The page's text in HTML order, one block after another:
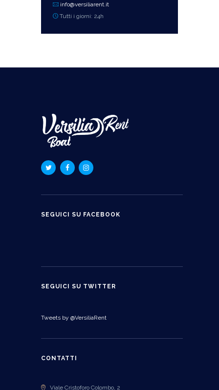
info@versiliarent.it
Tutti i giorni: 24h
SEGUICI SU FACEBOOK
SEGUICI SU TWITTER
Tweets by @VersiliaRent
CONTATTI
Viale Cristoforo Colombo, 2